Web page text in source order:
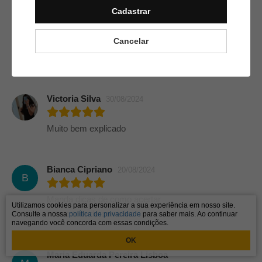
Cadastrar
Cancelar
27/09/2024
Victoria Silva
Muito bem explicado
B
Bianca Cipriano
nosso tom de corretivo
Maria Eduarda Pereira Lisboa
Utilizamos cookies para personalizar a sua experiência em nosso site.
Consulte a nossa política de privacidade para saber mais. Ao continuar
navegando você concorda com essas condições.
OK